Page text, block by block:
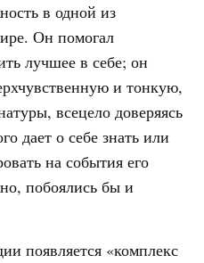
в одной из
Он помогал
лучшее в себе; он
и тонкую,
всецело доверяясь
дает о себе знать или
на события его
побоялись бы и
появляется «комплекс